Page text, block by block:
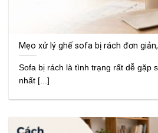
Mẹo xử lý ghế sofa bị rách đơn
Sofa bị rách là tình trạng rất dễ gặp
nhất [...]